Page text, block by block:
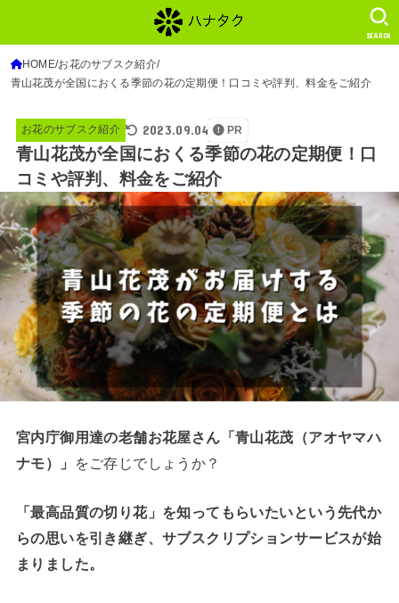
SEARCH
HOME お花のサブスク紹介
青山花茂が全国におくる季節の花の定期便！口コミや評判、料金をご紹介
お花のサブスク紹介 2023.09.04 PR
青山花茂が全国におくる季節の花の定期便！口
コミや評判、料金をご紹介
宮内庁御用達の老舗お花屋さん「青山花茂（アオヤマハ
ナモ）」
をご存じでしょうか？
「最高品質の切り花」を知ってもらいたいという先代か
らの思いを引き継ぎ、サブスクリプションサービスが始
まりました。